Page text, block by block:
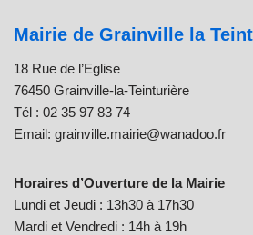
Mairie de Grainville la
18 Rue de l’Eglise
76450 Grainville-la-Teinturière
Tél : 02 35 97 83 74
Email: grainville.mairie@wanadoo.fr
Horaires d’Ouverture de la Mairie
Lundi et Jeudi : 13h30 à 17h30
Mardi et Vendredi : 14h à 19h